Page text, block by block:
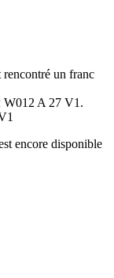
rencontré un franc
.
encore disponible